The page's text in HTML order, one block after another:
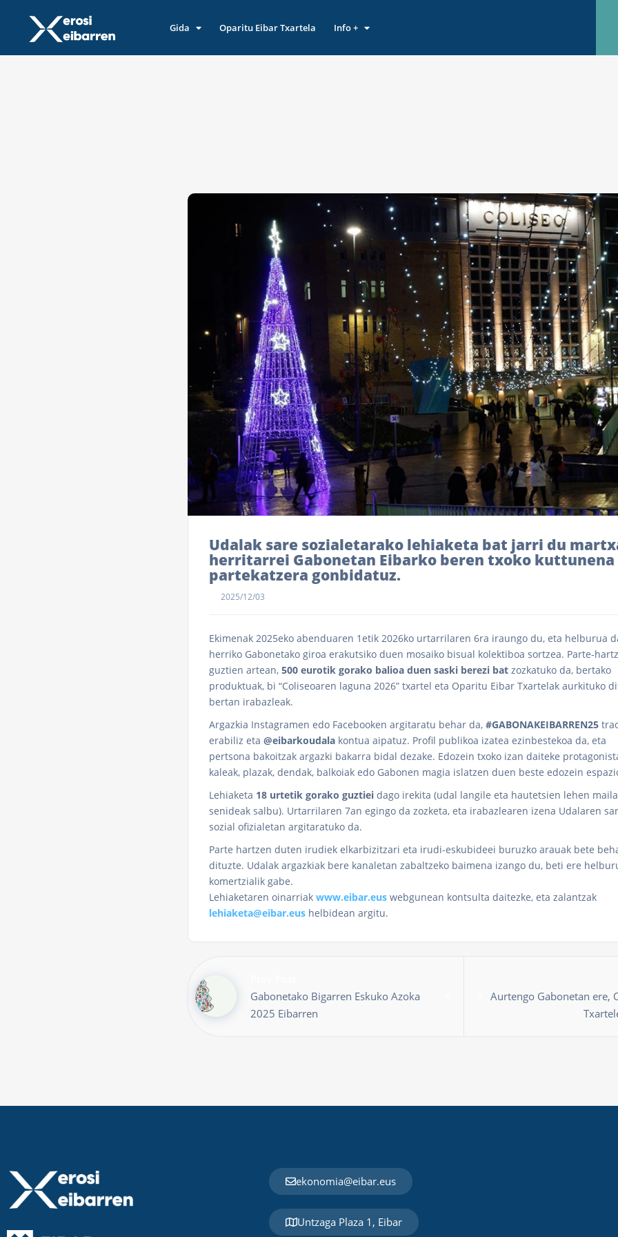
Gida Oparitu Eibar Txartela Info +
Udalak sare sozialetarako lehiaketa bat jarri du
herritarrei Gabonetan Eibarko beren txoko kuttunena
partekatzera gonbidatuz.
2025/12/03
Ekimenak 2025eko abenduaren 1etik 2026ko urtarrilaren 6ra iraungo du, eta helburua
herriko Gabonetako giroa erakutsiko duen mosaiko bisual kolektiboa sortzea. Parte-
guztien artean, 500 eurotik gorako balioa duen saski berezi bat zozkatuko da, bertako
produktuak, bi “Coliseoaren laguna 2026” txartel eta Oparitu Eibar Txartelak aurkituko
bertan irabazleak.
Argazkia Instagramen edo Facebooken argitaratu behar da, #GABONAKEIBARREN25
erabiliz eta @eibarkoudala kontua aipatuz. Profil publikoa izatea ezinbestekoa da, eta
pertsona bakoitzak argazki bakarra bidal dezake. Edozein txoko izan daiteke
kaleak, plazak, dendak, balkoiak edo Gabonen magia islatzen duen beste edozein
Lehiaketa 18 urtetik gorako guztiei dago irekita (udal langile eta hautetsien lehen
senideak salbu). Urtarrilaren 7an egingo da zozketa, eta irabazlearen izena Udalaren
sozial ofizialetan argitaratuko da.
Parte hartzen duten irudiek elkarbizitzari eta irudi-eskubideei buruzko arauak bete
dituzte. Udalak argazkiak bere kanaletan zabaltzeko baimena izango du, beti ere
komertzialik gabe.
Lehiaketaren oinarriak www.eibar.eus webgunean kontsulta daitezke, eta zalantzak
lehiaketa@eibar.eus helbidean argitu.
Gabonetako Bigarren Eskuko Azoka
2025 Eibarren
Aurtengo Gabonetan ere,
ekonomia@eibar.eus
Untzaga Plaza 1, Eibar